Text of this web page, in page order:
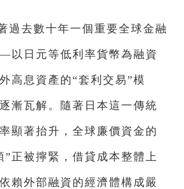
過去數十年一個重要全球金融
以日元等低利率貨幣為融資
高息資產的“套利交易”模
漸瓦解。隨著日本這一傳統
顯著抬升，全球廉價資金的
”正被擰緊，借貸成本整體上
賴外部融資的經濟體構成嚴